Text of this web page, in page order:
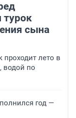
сына
лето в
водой по
год —